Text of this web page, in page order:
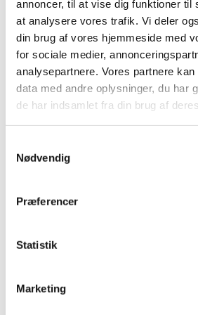
annoncer, til at vise dig funktioner til
at analysere vores trafik. Vi deler
din brug af vores hjemmeside med
for sociale medier,
analysepartnere. Vores partnere
data med andre oplysninger, du har
de har indsamlet fra din brug af
Nødvendig
Præferencer
Statistik
Marketing
Sikkerhed på